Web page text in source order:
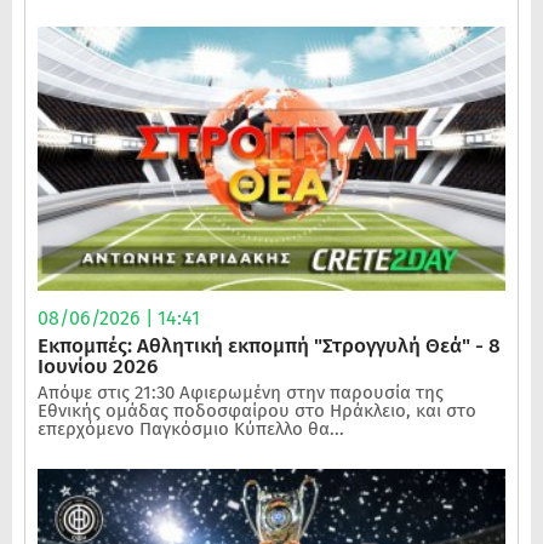
08/06/2026 | 14:41
Εκπομπές: Αθλητική εκπομπή "Στρογγυλή Θεά" - 8
Ιουνίου 2026
Απόψε στις 21:30 Αφιερωμένη στην παρουσία της
Εθνικής ομάδας ποδοσφαίρου στο Ηράκλειο, και στο
επερχόμενο Παγκόσμιο Κύπελλο θα...